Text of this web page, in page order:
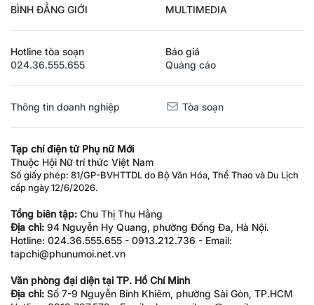
BÌNH ĐẲNG GIỚI MULTIMEDIA
Hotline tòa soạn
024.36.555.655
Báo giá
Quảng cáo
Thông tin doanh nghiệp Tòa soạn
Tạp chí điện tử Phụ nữ Mới
Thuộc Hội Nữ trí thức Việt Nam
Số giấy phép: 81/GP-BVHTTDL do Bộ Văn Hóa, Thể Thao và Du Lịch
cấp ngày 12/6/2026.
Tổng biên tập: Chu Thị Thu Hằng
Địa chỉ: 94 Nguyễn Hy Quang, phường Đống Đa, Hà Nội.
Hotline: 024.36.555.655 - 0913.212.736 - Email:
tapchi@phunumoi.net.vn
Văn phòng đại diện tại TP. Hồ Chí Minh
Địa chỉ: Số 7-9 Nguyễn Bỉnh Khiêm, phường Sài Gòn, TP.HCM